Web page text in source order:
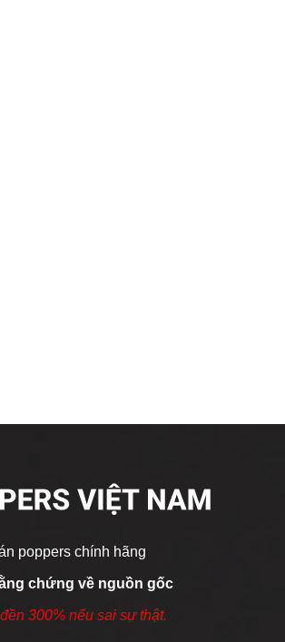
poppers chính hãng
chứng về nguồn gốc
300% nếu sai sự thật.